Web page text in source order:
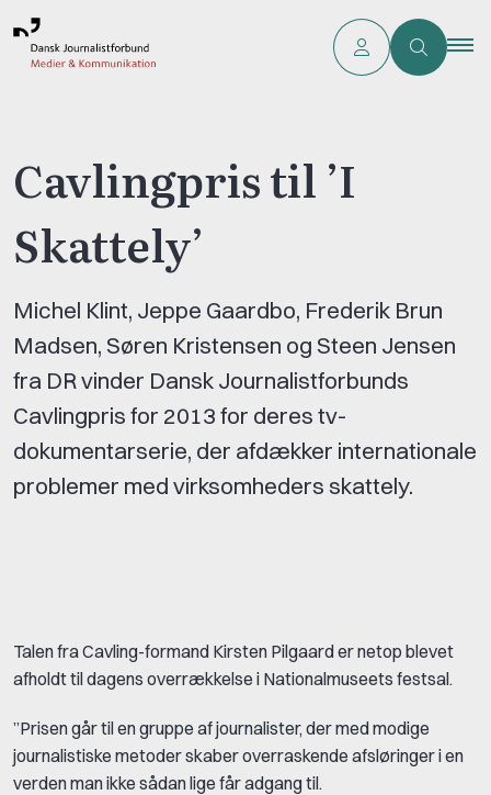
Cavlingpris til ’I
Skattely’
Michel Klint, Jeppe Gaardbo, Frederik Brun
Madsen, Søren Kristensen og Steen Jensen
fra DR vinder Dansk Journalistforbunds
Cavlingpris for 2013 for deres tv-
dokumentarserie, der afdækker internationale
problemer med virksomheders skattely.
Talen fra Cavling-formand Kirsten Pilgaard er netop blevet
afholdt til dagens overrækkelse i Nationalmuseets festsal.
”Prisen går til en gruppe af journalister, der med modige
journalistiske metoder skaber overraskende afsløringer i en
verden man ikke sådan lige får adgang til.